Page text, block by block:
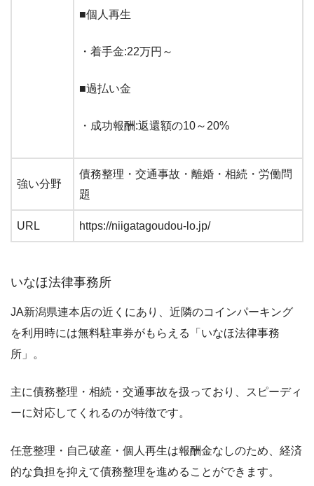
■個人再生
・着手金:22万円～
■過払い金
・成功報酬:返還額の10～20%
強い分野
債務整理・交通事故・離婚・相続・労働問
題
URL https://niigatagoudou-lo.jp/
いなほ法律事務所
JA新潟県連本店の近くにあり、近隣のコインパーキング
を利用時には無料駐車券がもらえる「いなほ法律事務
所」。
主に債務整理・相続・交通事故を扱っており、スピーディ
ーに対応してくれるのが特徴です。
任意整理・自己破産・個人再生は報酬金なしのため、経済
的な負担を抑えて債務整理を進めることができます。